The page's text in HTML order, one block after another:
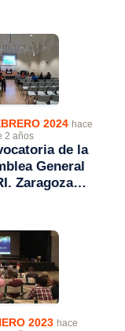
de
2024
2024 hace
2 años
de la
General
Zaragoza
2023 hace